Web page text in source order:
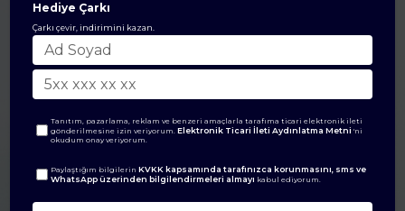
Hediye Çarkı
Çarkı çevir, indirimini kazan.
Tanıtım, pazarlama, reklam ve benzeri amaçlarla tarafıma ticari elektronik ileti
gönderilmesine izin veriyorum.Elektronik Ticari İleti Aydınlatma Metni 'ni
okudum onay veriyorum.
Paylaştığım bilgilerinKVKK kapsamında tarafınızca korunmasını, sms ve
WhatsApp üzerinden bilgilendirmeleri almayı kabul ediyorum.